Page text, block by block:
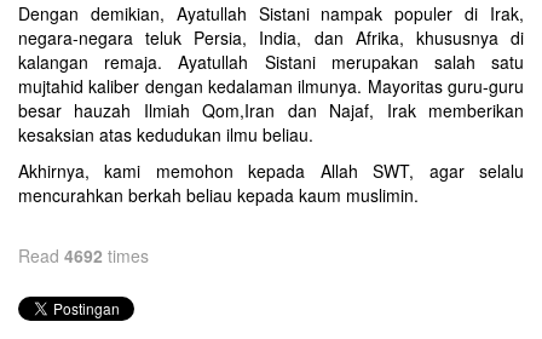
Dengan demikian, Ayatullah Sistani nampak populer di Irak,
negara-negara teluk Persia, India, dan Afrika, khususnya di
kalangan remaja. Ayatullah Sistani merupakan salah satu
mujtahid kaliber dengan kedalaman ilmunya. Mayoritas guru-guru
besar hauzah Ilmiah Qom,Iran dan Najaf, Irak memberikan
kesaksian atas kedudukan ilmu beliau.
Akhirnya, kami memohon kepada Allah SWT, agar selalu
mencurahkan berkah beliau kepada kaum muslimin.
Read 4692 times